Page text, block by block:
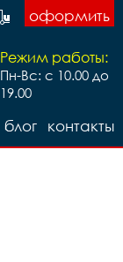
оформить
Режим работы:
Пн-Вс: с 10.00 до
19.00
контакты
блог